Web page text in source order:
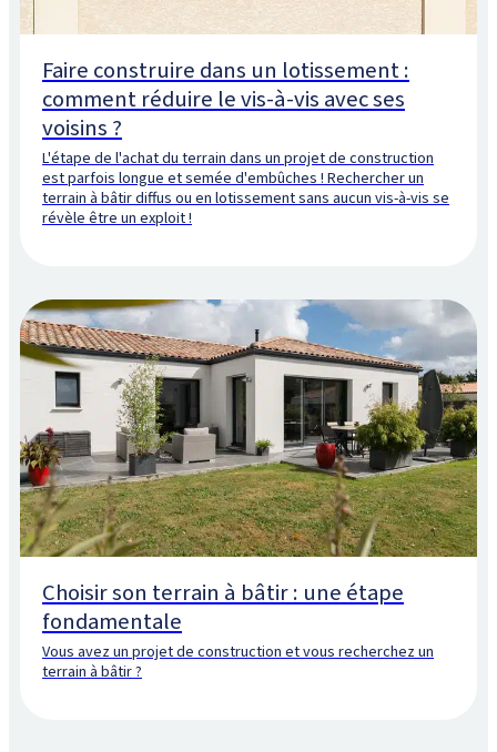
Faire construire dans un lotissement :
comment réduire le vis-à-vis avec ses
voisins ?
L'étape de l'achat du terrain dans un projet de construction
est parfois longue et semée d'embûches ! Rechercher un
terrain à bâtir diffus ou en lotissement sans aucun vis-à-vis se
révèle être un exploit !
Choisir son terrain à bâtir : une étape
fondamentale
Vous avez un projet de construction et vous recherchez un
terrain à bâtir ?